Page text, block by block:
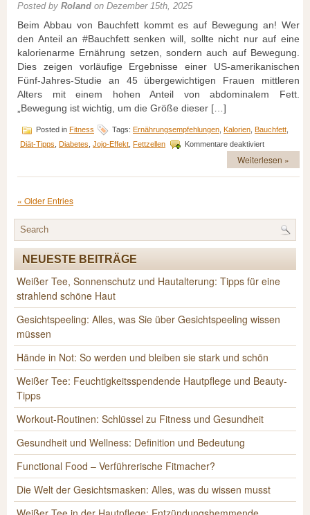
Diätkonzepten?
Posted by Roland on Dezember 15th, 2025
Beim Abbau von Bauchfett kommt es auf Bewegung an! Wer
den Anteil an #Bauchfett senken will, sollte nicht nur auf eine
kalorienarme Ernährung setzen, sondern auch auf Bewegung.
Dies zeigen vorläufige Ergebnisse einer US-amerikanischen
Fünf-Jahres-Studie an 45 übergewichtigen Frauen mittleren
Alters mit einem hohen Anteil von abdominalem Fett.
„Bewegung ist wichtig, um die Größe dieser […]
Posted in Fitness Tags: Ernährungsempfehlungen Kalorien Bauchfett
Diät-Tipps Diabetes Jojo-Effekt Fettzellen Kommentare deaktiviertfür
Abbau
von
Bauchfett
Weiterlesen »
« Older Entries
NEUESTE BEITRÄGE
Weißer Tee, Sonnenschutz und Hautalterung: Tipps für eine
strahlend schöne Haut
Gesichtspeeling: Alles, was Sie über Gesichtspeeling wissen
müssen
Hände in Not: So werden und bleiben sie stark und schön
Weißer Tee: Feuchtigkeitsspendende Hautpflege und Beauty-
Tipps
Workout-Routinen: Schlüssel zu Fitness und Gesundheit
Gesundheit und Wellness: Definition und Bedeutung
Functional Food – Verführerische Fitmacher?
Die Welt der Gesichtsmasken: Alles, was du wissen musst